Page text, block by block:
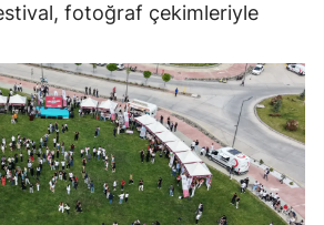
Osmaniye
Düzce
fotoğraf çekimleriyle